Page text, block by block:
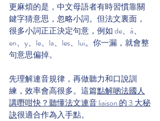
更麻煩的是，中文母語者有時習慣靠關
鍵字猜意思，忽略小詞。但法文裏面，
很多小詞正正決定句意，例如 de、à、
en、y、le、la、les、lui。你一漏，就會整
句意思偏掉。
先理解連音規律，再做聽力和口說訓
練，效率會高很多。這篇點解啲法國人
講嘢咁快？聽懂法文連音 liaison 的 3 大秘
訣很適合作為入手點。